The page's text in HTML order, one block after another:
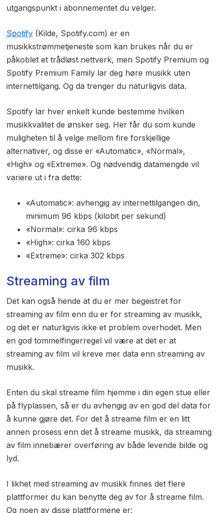
utgangspunkt i abonnementet du velger.
Spotify(Kilde, Spotify.com) er en
musikkstrømmetjeneste som kan brukes når du er
påkoblet et trådløst nettverk, men Spotify Premium og
Spotify Premium Family lar deg høre musikk uten
internettilgang. Og da trenger du naturligvis data.
Spotify lar hver enkelt kunde bestemme hvilken
musikkvalitet de ønsker seg. Her får du som kunde
muligheten til å velge mellom fire forskjellige
alternativer, og disse er «Automatic», «Normal»,
«High» og «Extreme». Og nødvendig datamengde vil
variere ut i fra dette:
«Automatic»: avhengig av internettilgangen din,
minimum 96 kbps (kilobit per sekund)
«Normal»: cirka 96 kbps
«High»: cirka 160 kbps
«Extreme»: cirka 302 kbps
Streaming av film
Det kan også hende at du er mer begeistret for
streaming av film enn du er for streaming av musikk,
og det er naturligvis ikke et problem overhodet. Men
en god tommelfingerregel vil være at det er at
streaming av film vil kreve mer data enn streaming av
musikk.
Enten du skal streame film hjemme i din egen stue eller
på flyplassen, så er du avhengig av en god del data for
å kunne gjøre det. For det å streame film er en litt
annen prosess enn det å streame musikk, da streaming
av film innebærer overføring av både levende bilde og
lyd.
I likhet med streaming av musikk finnes det flere
plattformer du kan benytte deg av for å streame film.
Og noen av disse plattformene er: